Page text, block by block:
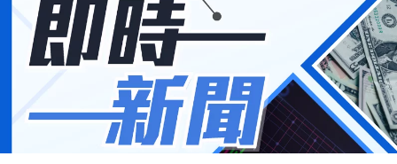
題
投
資
樓
市